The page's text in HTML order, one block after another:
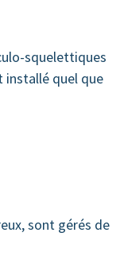
squelettiques
installé quel que
sont gérés de